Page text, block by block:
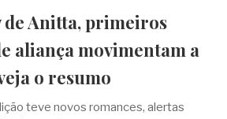
de Anitta, primeiros
aliança movimentam a
o resumo
teve novos romances, alertas